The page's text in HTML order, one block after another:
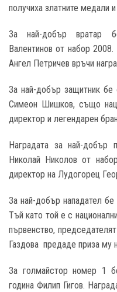
получиха златните медали
За най-добър вратар
Валентинов от набор
Ангел Петричев връчи
За най-добър защитник бе
Симеон Шишков, също
директор и легендарен
Наградата за най-добър
Николай Николов от
директор на Лудогорец
За най-добър нападател
Тъй като той е с
първенство,
Газдова предаде приза му
За голмайстор номер 1
година Филип Гигов.